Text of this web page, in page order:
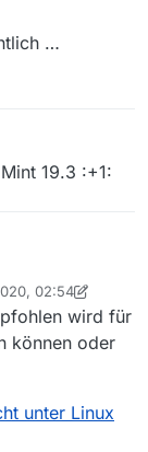
?
findet es die
…
19.3 :+1:
openjdk-
gefunden.
Sie das
Installation.
kurz auf
02:54
ehemaliger
wird für
können oder
unter Linux